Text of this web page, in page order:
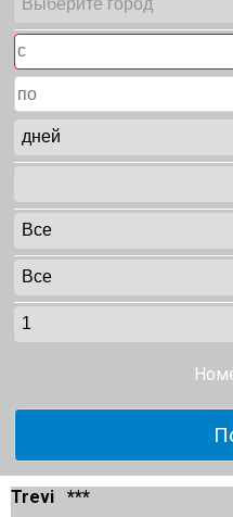
Trevi ***